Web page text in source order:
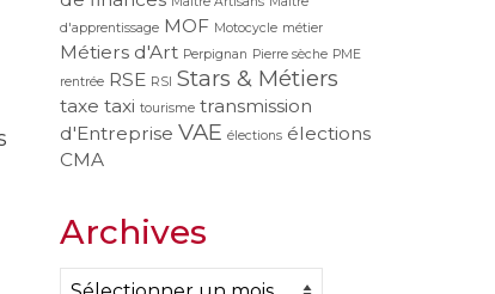
d'apprentissage MOF Motocycle métier
Métiers d'Art Perpignan Pierre sèche PME
rentrée RSE RSI Stars & Métiers
taxe taxi tourisme transmission
d'Entreprise VAE élections élections
CMA
Archives
Archives